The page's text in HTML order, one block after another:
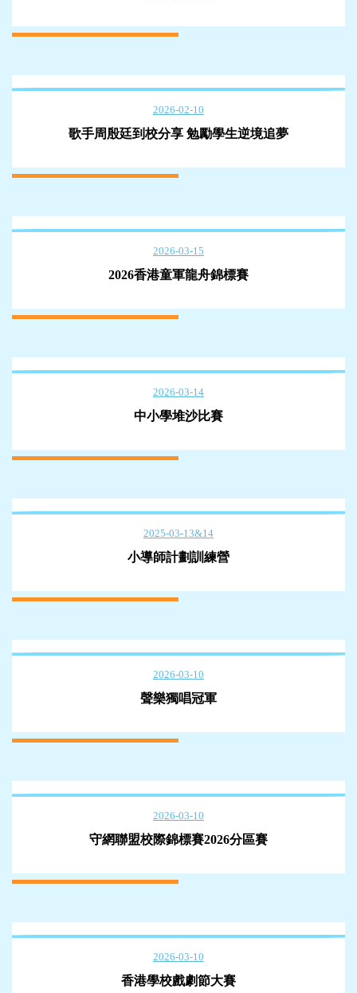
2026-02-10
歌手周殷廷到校分享 勉勵學生逆境追夢
2026-03-15
2026香港童軍龍舟錦標賽
2026-03-14
中小學堆沙比賽
2025-03-13&14
小導師計劃訓練營
2026-03-10
聲樂獨唱冠軍
2026-03-10
守網聯盟校際錦標賽2026分區賽
2026-03-10
香港學校戲劇節大賽